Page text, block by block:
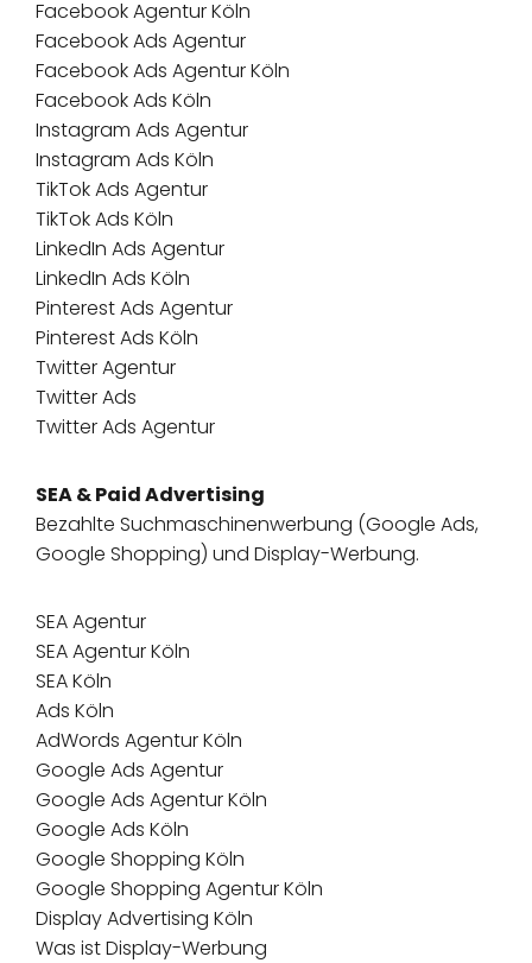
Facebook Agentur Köln
Facebook Ads Agentur
Facebook Ads Agentur Köln
Facebook Ads Köln
Instagram Ads Agentur
Instagram Ads Köln
TikTok Ads Agentur
TikTok Ads Köln
LinkedIn Ads Agentur
LinkedIn Ads Köln
Pinterest Ads Agentur
Pinterest Ads Köln
Twitter Agentur
Twitter Ads
Twitter Ads Agentur
SEA & Paid Advertising
Bezahlte Suchmaschinenwerbung (Google Ads,
Google Shopping) und Display-Werbung.
SEA Agentur
SEA Agentur Köln
SEA Köln
Ads Köln
AdWords Agentur Köln
Google Ads Agentur
Google Ads Agentur Köln
Google Ads Köln
Google Shopping Köln
Google Shopping Agentur Köln
Display Advertising Köln
Was ist Display-Werbung